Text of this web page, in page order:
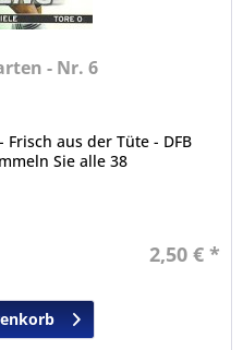
- Nr. 6
Frisch aus der Tüte - DFB
Sie alle 38
2,50 € *